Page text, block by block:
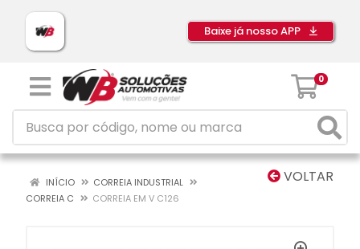
Baixe já nosso APP
0
VOLTAR
INÍCIO
CORREIA INDUSTRIAL
CORREIA C
CORREIA EM V C126